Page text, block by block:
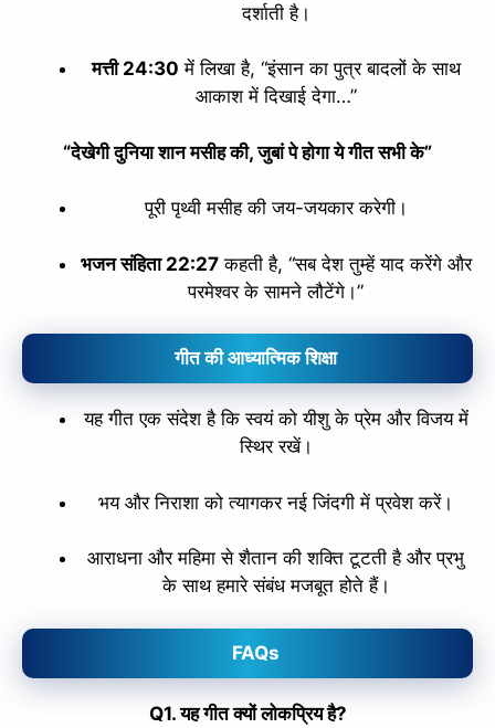
दर्शाती है।
मत्ती 24:30 में लिखा है, “इंसान का पुत्र बादलों के साथ
आकाश में दिखाई देगा…”
“देखेगी दुनिया शान मसीह की, जुबां पे होगा ये गीत सभी के”
पूरी पृथ्वी मसीह की जय-जयकार करेगी।
भजन संहिता 22:27कहती है, “सब देश तुम्हें याद करेंगे और
परमेश्वर के सामने लौटेंगे।”
गीत की आध्यात्मिक शिक्षा
यह गीत एक संदेश है कि स्वयं को यीशु के प्रेम और विजय में
स्थिर रखें।
भय और निराशा को त्यागकर नई जिंदगी में प्रवेश करें।
आराधना और महिमा से शैतान की शक्ति टूटती है और प्रभु
के साथ हमारे संबंध मजबूत होते हैं।
FAQs
Q1. यह गीत क्यों लोकप्रिय है?